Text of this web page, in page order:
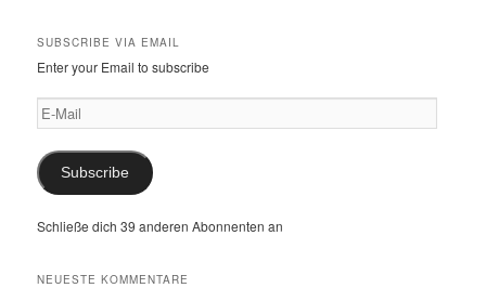
SUBSCRIBE VIA EMAIL
Enter your Email to subscribe
E-
Mail
Subscribe
Schließe dich 39 anderen Abonnenten an
NEUESTE KOMMENTARE